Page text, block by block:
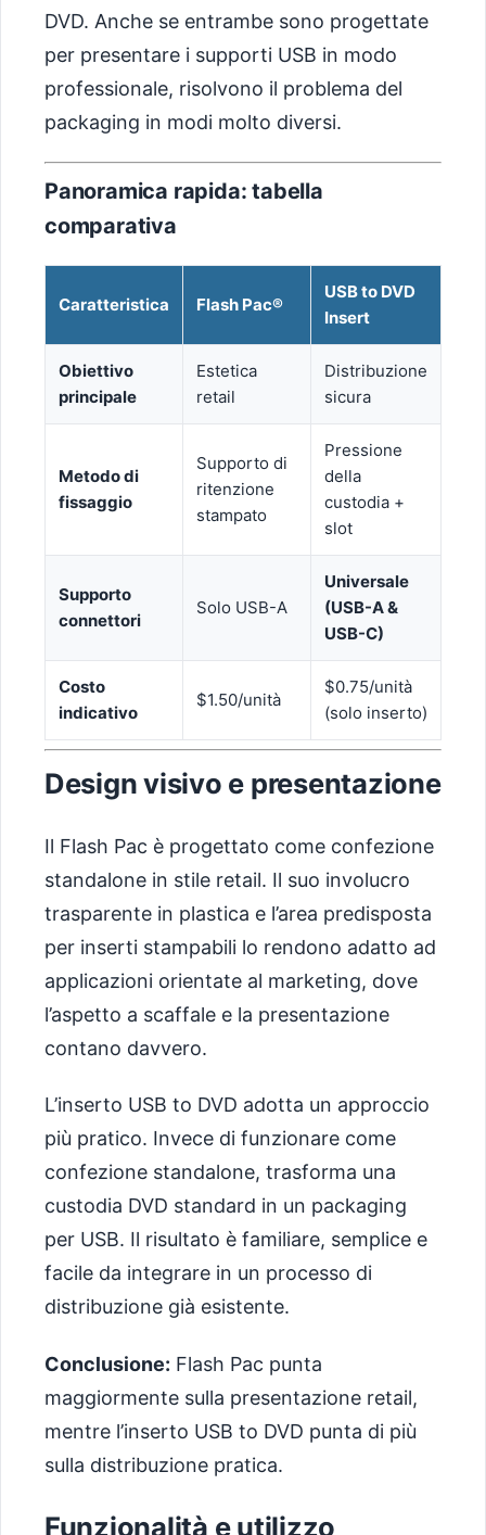
DVD. Anche se entrambe sono progettate
per presentare i supporti USB in modo
professionale, risolvono il problema del
packaging in modi molto diversi.
Panoramica rapida: tabella
comparativa
Caratteristica Flash Pac®
USB to DVD
Insert
Obiettivo
principale
Estetica
retail
Distribuzione
sicura
Metodo di
fissaggio
Supporto di
ritenzione
stampato
Pressione
della
custodia +
slot
Supporto
connettori
Solo USB-A
Universale
(USB-A &
USB-C)
Costo
indicativo
$1.50/unità
$0.75/unità
(solo inserto)
Design visivo e presentazione
Il Flash Pac è progettato come confezione
standalone in stile retail. Il suo involucro
trasparente in plastica e l’area predisposta
per inserti stampabili lo rendono adatto ad
applicazioni orientate al marketing, dove
l’aspetto a scaffale e la presentazione
contano davvero.
L’inserto USB to DVD adotta un approccio
più pratico. Invece di funzionare come
confezione standalone, trasforma una
custodia DVD standard in un packaging
per USB. Il risultato è familiare, semplice e
facile da integrare in un processo di
distribuzione già esistente.
Conclusione: Flash Pac punta
maggiormente sulla presentazione retail,
mentre l’inserto USB to DVD punta di più
sulla distribuzione pratica.
Funzionalità e utilizzo